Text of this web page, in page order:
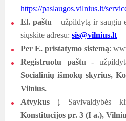
https://paslaugos.vilnius.lt/
El. paštu – užpildytą ir saugiu
siųskite adresu: sis@vilnius.lt
Per E. pristatymo sistemą:
Registruotu paštu -
Socialinių išmokų skyrius,
Vilnius.
Atvykus į Savivaldybės
Konstitucijos pr. 3 (I a.),